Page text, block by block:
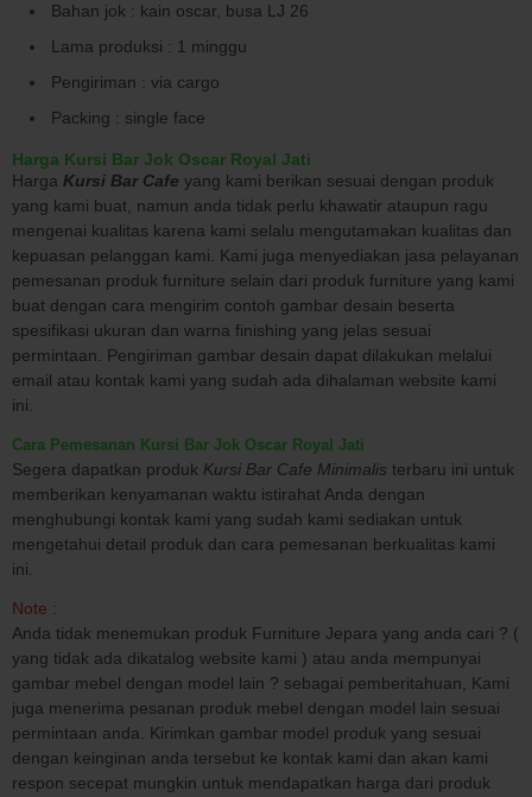
Bahan jok : kain oscar, busa LJ 26
Lama produksi : 1 minggu
Pengiriman : via cargo
Packing : single face
Harga Kursi Bar Jok Oscar Royal Jati
Harga Kursi Bar Cafe yang kami berikan sesuai dengan produk
yang kami buat, namun anda tidak perlu khawatir ataupun ragu
mengenai kualitas karena kami selalu mengutamakan kualitas dan
kepuasan pelanggan kami. Kami juga menyediakan jasa pelayanan
pemesanan produk furniture selain dari produk furniture yang kami
buat dengan cara mengirim contoh gambar desain beserta
spesifikasi ukuran dan warna finishing yang jelas sesuai
permintaan. Pengiriman gambar desain dapat dilakukan melalui
email atau kontak kami yang sudah ada dihalaman website kami
ini.
Cara Pemesanan Kursi Bar Jok Oscar Royal Jati
Segera dapatkan produk Kursi Bar Cafe Minimalis terbaru ini untuk
memberikan kenyamanan waktu istirahat Anda dengan
menghubungi kontak kami yang sudah kami sediakan untuk
mengetahui detail produk dan cara pemesanan berkualitas kami
ini.
Note :
Anda tidak menemukan produk Furniture Jepara yang anda cari ? (
yang tidak ada dikatalog website kami ) atau anda mempunyai
gambar mebel dengan model lain ? sebagai pemberitahuan, Kami
juga menerima pesanan produk mebel dengan model lain sesuai
permintaan anda. Kirimkan gambar model produk yang sesuai
dengan keinginan anda tersebut ke kontak kami dan akan kami
respon secepat mungkin untuk mendapatkan harga dari produk